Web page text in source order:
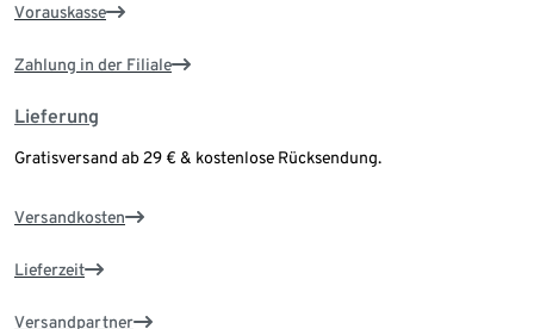
Vorauskasse
Zahlung in der Filiale
Lieferung
Gratisversand ab 29 € & kostenlose Rücksendung.
Versandkosten
Lieferzeit
Versandpartner